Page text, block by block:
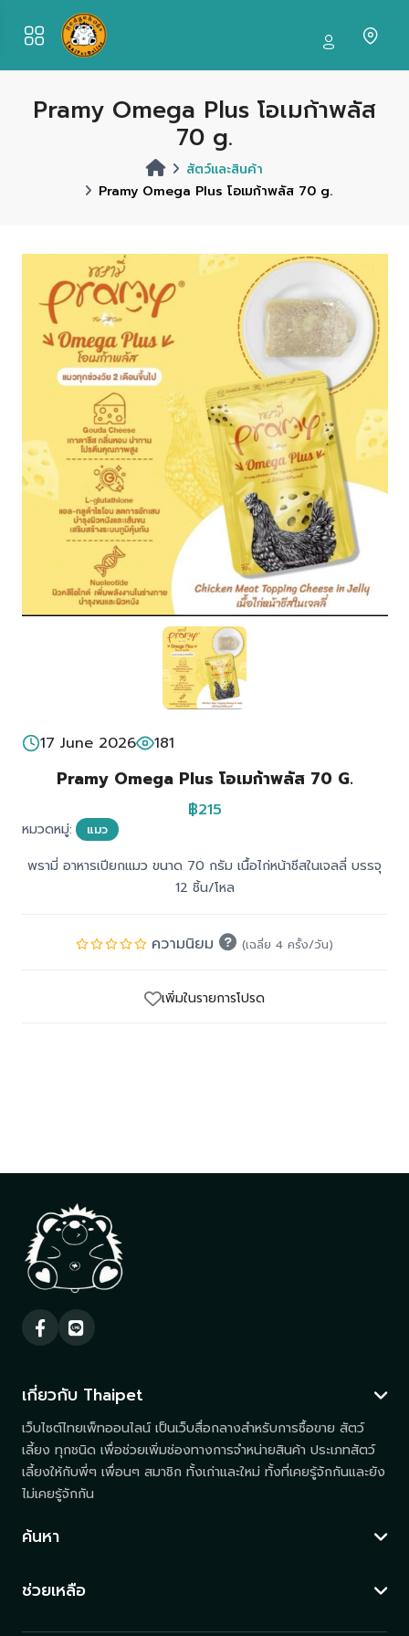
Pramy Omega Plus โอเมก้าพลัส
70 g.
สัตว์และสินค้า
Pramy Omega Plus โอเมก้าพลัส 70 g.
17 June 2026 181
Pramy Omega Plus โอเมก้าพลัส 70 G.
฿215
หมวดหมู่: แมว
พรามี่ อาหารเปียกแมว ขนาด 70 กรัม เนื้อไก่หน้าชีสในเจลลี่ บรรจุ
12 ชิ้น/โหล
ความนิยม (เฉลี่ย 4 ครั้ง/วัน)
เพิ่มในรายการโปรด
เกี่ยวกับ Thaipet
เว็บไซต์ไทยเพ็ทออนไลน์ เป็นเว็บสื่อกลางสำหรับการซื้อขาย สัตว์
เลี้ยง ทุกชนิด เพื่อช่วยเพิ่มช่องทางการจำหน่ายสินค้า ประเภทสัตว์
เลี้ยงให้กับพี่ๆ เพื่อนๆ สมาชิก ทั้งเก่าและใหม่ ทั้งที่เคยรู้จักกันและยัง
ไม่เคยรู้จักกัน
ค้นหา
ช่วยเหลือ